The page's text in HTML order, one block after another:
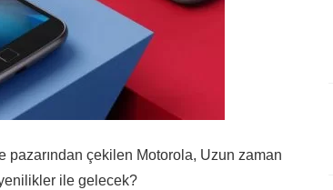
pazarından çekilen Motorola, Uzun zaman
ile gelecek?